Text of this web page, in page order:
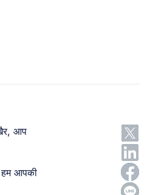
आप
हम आपकी